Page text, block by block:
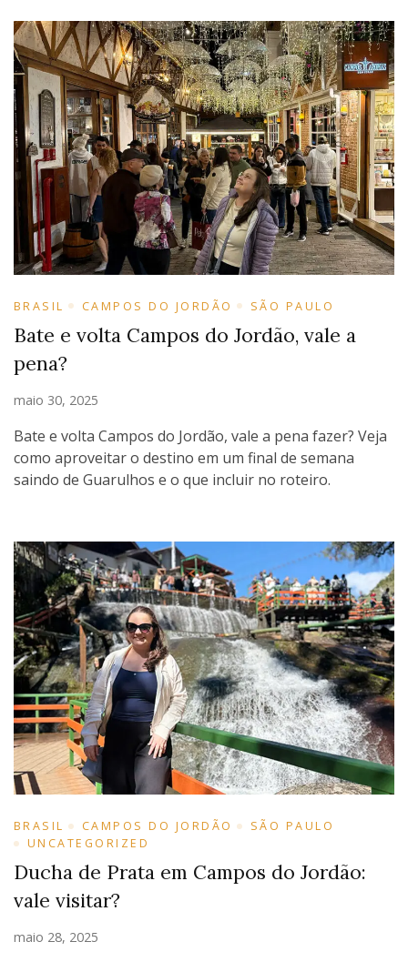
BRASIL CAMPOS DO JORDÃO SÃO PAULO
Bate e volta Campos do Jordão, vale a
pena?
maio 30, 2025
Bate e volta Campos do Jordão, vale a pena fazer? Veja
como aproveitar o destino em um final de semana
saindo de Guarulhos e o que incluir no roteiro.
BRASIL CAMPOS DO JORDÃO
SÃO PAULO
UNCATEGORIZED
Ducha de Prata em Campos do Jordão:
vale visitar?
maio 28, 2025